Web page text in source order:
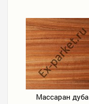
Массаран дуба